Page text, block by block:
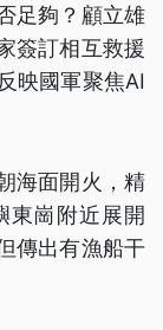
足夠？顧立雄
簽訂相互救援
映國軍聚焦AI
海面開火，精
東崗附近展開
傳出有漁船干